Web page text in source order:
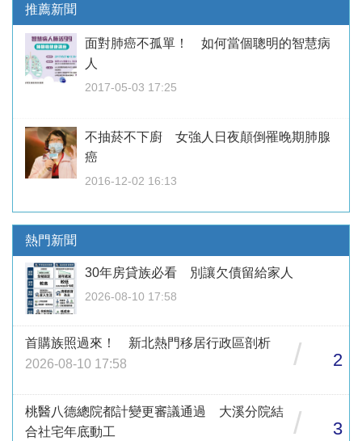
推薦新聞
面對肺癌不孤單！ 如何當個聰明的智慧病
人
2017-05-03 17:25
不抽菸不下廚 女強人日夜顛倒罹晚期肺腺
癌
2016-12-02 16:13
熱門新聞
30年房貸族必看 別讓欠債留給家人
2026-08-10 17:58
首購族照過來！ 新北熱門移居行政區剖析
2026-08-10 17:58
/ 2
桃醫八德總院都計變更審議通過 大溪分院結
合社宅年底動工
/ 3